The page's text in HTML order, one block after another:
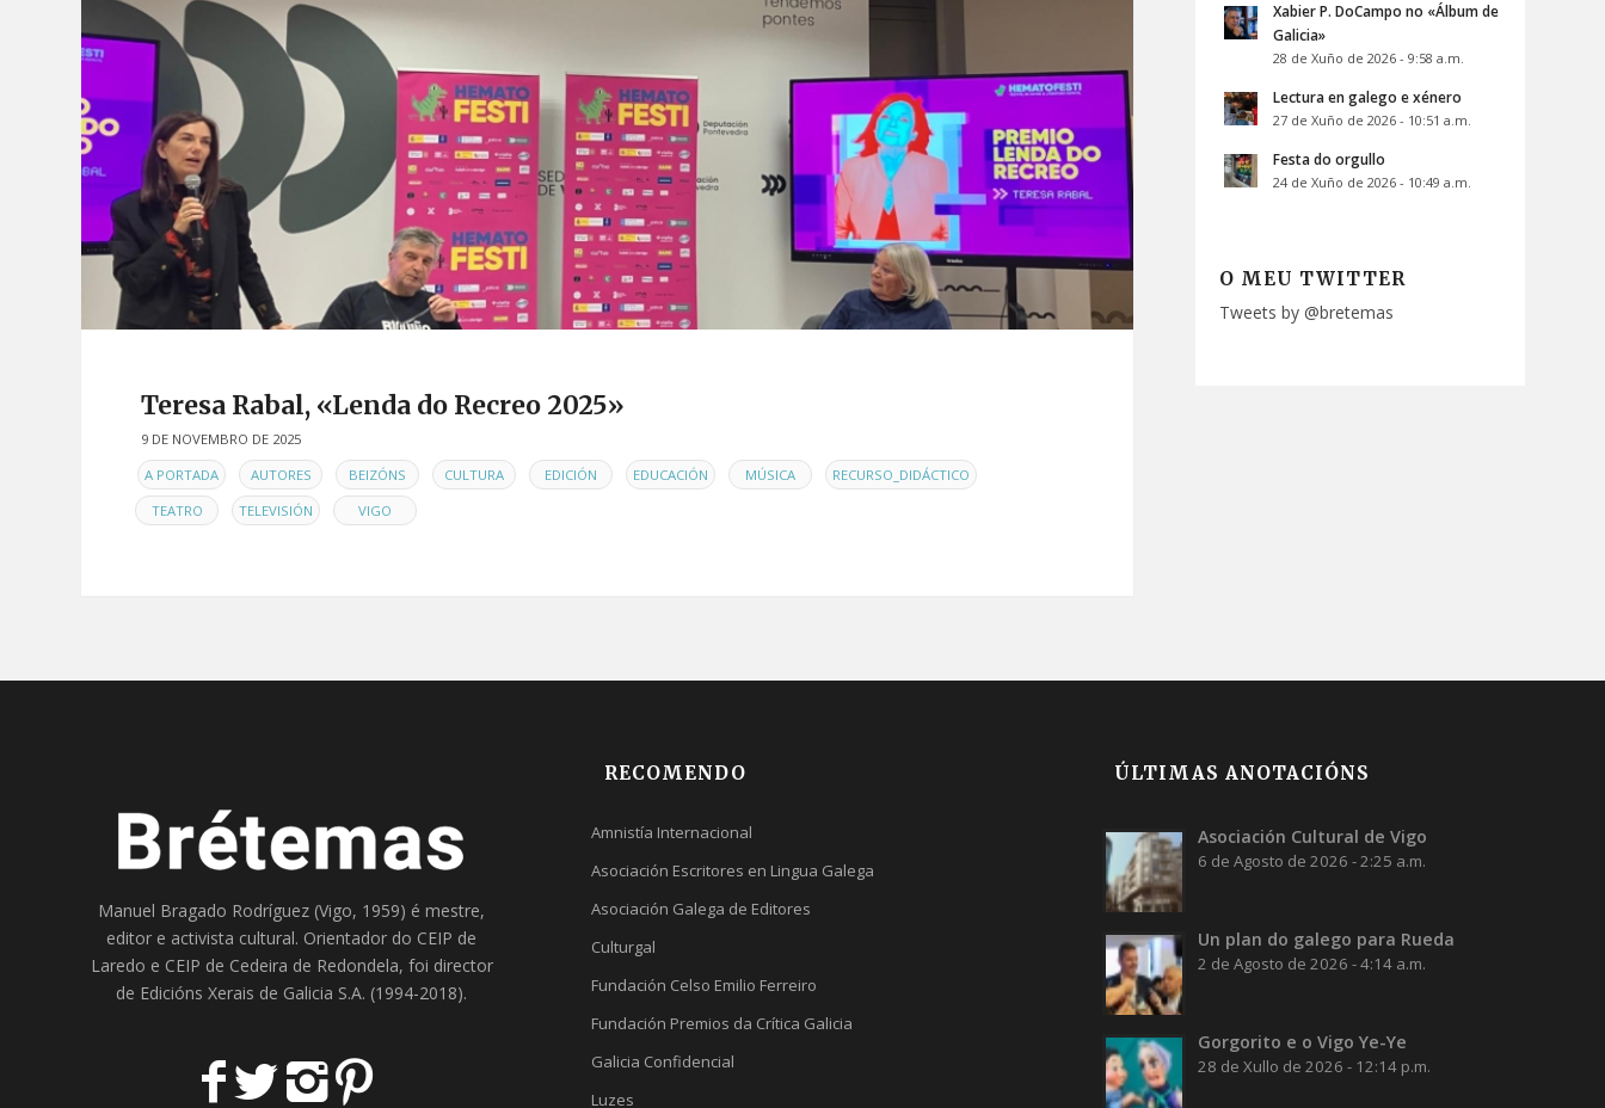
Teresa Rabal, «Lenda do Recreo 2025»
9 DE NOVEMBRO DE 2025
ENA PORTADA AUTORES BEIZÓNS CULTURA EDICIÓN EDUCACIÓN MÚSICA RECURSO_DIDÁCTICO
TEATRO TELEVISIÓN VIGO
Xabier P. DoCampo no «Álbum de
Galicia»
28 de Xuño de 2026 - 9:58 a.m.
Lectura en galego e xénero
27 de Xuño de 2026 - 10:51 a.m.
Festa do orgullo
24 de Xuño de 2026 - 10:49 a.m.
O MEU TWITTER
Tweets by @bretemas
Manuel Bragado Rodríguez (Vigo, 1959) é mestre,
editor e activista cultural. Orientador do CEIP de
Laredo e CEIP de Cedeira de Redondela, foi director
de Edicións Xerais de Galicia S.A. (1994-2018).
RECOMENDO
Amnistía Internacional
Asociación Escritores en Lingua Galega
Asociación Galega de Editores
Culturgal
Fundación Celso Emilio Ferreiro
Fundación Premios da Crítica Galicia
Galicia Confidencial
Luzes
ÚLTIMAS ANOTACIÓNS
Asociación Cultural de Vigo
6 de Agosto de 2026 - 2:25 a.m.
Un plan do galego para Rueda
2 de Agosto de 2026 - 4:14 a.m.
Gorgorito e o Vigo Ye-Ye
28 de Xullo de 2026 - 12:14 p.m.